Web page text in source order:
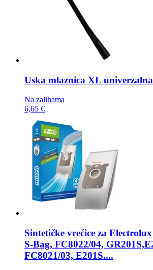
Uska mlaznica XL
Na zalihama
6,65 €
Sintetičke vrećice za
S-Bag, FC8022/04,
FC8021/03, E201S....